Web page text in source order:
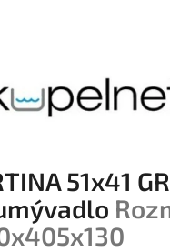
51x41